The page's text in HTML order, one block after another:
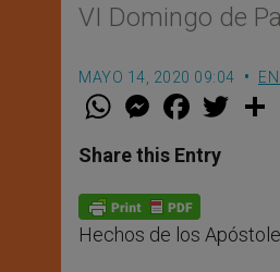
VI Domingo de
MAYO 14, 2020 09:04
W
t
s
p
p
M
e
s
e
g
e
r
F
a
e
b
o
k
w
Share this Entry
Hechos de los